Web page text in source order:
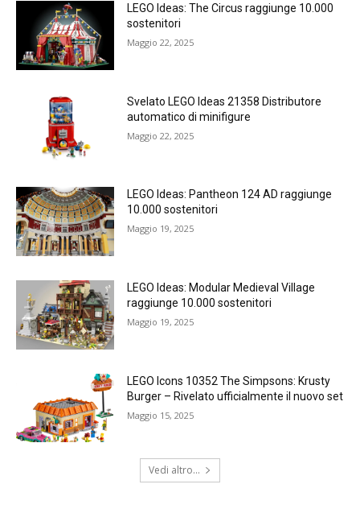
LEGO Ideas: The Circus raggiunge 10.000
sostenitori
Maggio 22, 2025
Svelato LEGO Ideas 21358 Distributore
automatico di minifigure
Maggio 22, 2025
LEGO Ideas: Pantheon 124 AD raggiunge
10.000 sostenitori
Maggio 19, 2025
LEGO Ideas: Modular Medieval Village
raggiunge 10.000 sostenitori
Maggio 19, 2025
LEGO Icons 10352 The Simpsons: Krusty
Burger – Rivelato ufficialmente il nuovo set
Maggio 15, 2025
Vedi altro...